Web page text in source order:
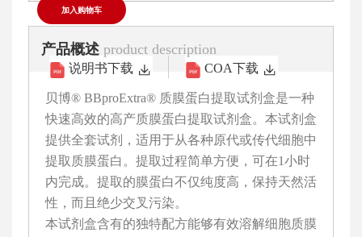
加入购物车
说明书下载 COA下载
产品概述 product description
贝博® BBproExtra® 质膜蛋白提取试剂盒是一种
快速高效的高产质膜蛋白提取试剂盒。本试剂盒
提供全套试剂，适用于从各种原代或传代细胞中
提取质膜蛋白。提取过程简单方便，可在1小时
内完成。提取的膜蛋白不仅纯度高，保持天然活
性，而且绝少交叉污染。
本试剂盒含有的独特配方能够有效溶解细胞质膜